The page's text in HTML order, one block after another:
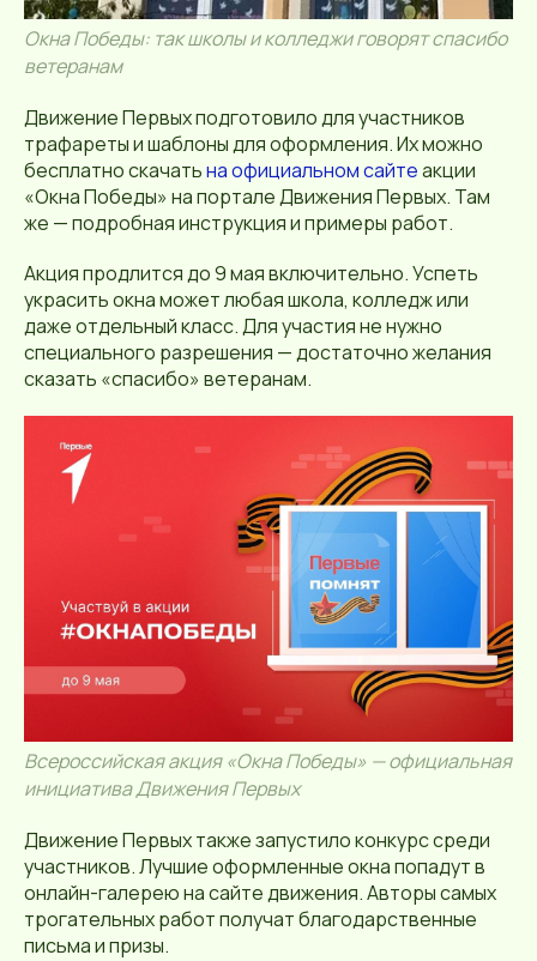
Окна Победы: так школы и колледжи говорят спасибо
ветеранам
Движение Первых подготовило для участников
трафареты и шаблоны для оформления. Их можно
бесплатно скачатьна официальном сайтеакции
«Окна Победы» на портале Движения Первых. Там
же — подробная инструкция и примеры работ.
Акция продлится до 9 мая включительно. Успеть
украсить окна может любая школа, колледж или
даже отдельный класс. Для участия не нужно
специального разрешения — достаточно желания
сказать «спасибо» ветеранам.
Всероссийская акция «Окна Победы» — официальная
инициатива Движения Первых
Движение Первых также запустило конкурс среди
участников. Лучшие оформленные окна попадут в
онлайн-галерею на сайте движения. Авторы самых
трогательных работ получат благодарственные
письма и призы.